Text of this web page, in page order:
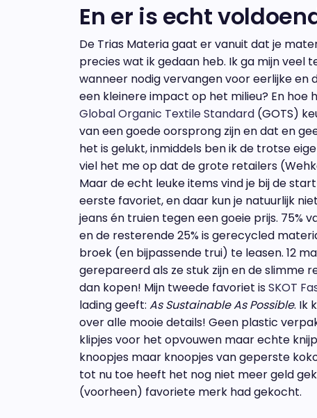
En er is echt
De Trias Materia gaat er vanuit dat je
precies wat ik gedaan heb. Ik ga mijn veel
wanneer nodig vervangen voor eerlijke en
een kleinere impact op het milieu? En hoe
Global Organic Textile Standard (GOTS)
van een goede oorsprong zijn en dat en
het is gelukt, inmiddels ben ik de trotse
viel het me op dat de grote retailers
Maar de echt leuke items vind je bij de
eerste favoriet, en daar kun je natuurlijk
jeans én truien tegen een goeie prijs. 75%
en de resterende 25% is gerecycled
broek (en bijpassende trui) te leasen. 12
gerepareerd als ze stuk zijn en de slimme
dan kopen! Mijn tweede favoriet isSKOT
lading geeft: As Sustainable As Possible. Ik
over alle mooie details! Geen plastic
klipjes voor het opvouwen maar echte
knoopjes maar knoopjes van geperste
tot nu toe heeft het nog niet meer geld
(voorheen) favoriete merk had gekocht.